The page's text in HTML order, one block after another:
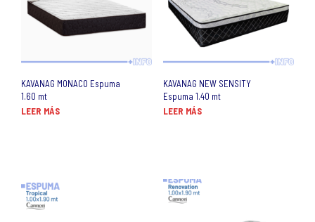
KAVANAG MONACO Espuma
1.60 mt
LEER MÁS
KAVANAG NEW SENSITY
Espuma 1.40 mt
LEER MÁS